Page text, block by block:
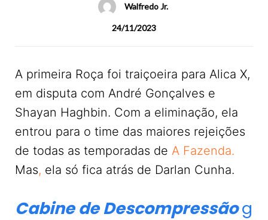
Walfredo Jr.
24/11/2023
A primeira Roça foi traiçoeira para Alica X,
em disputa com André Gonçalves e
Shayan Haghbin. Com a eliminação, ela
entrou para o time das maiores rejeições
de todas as temporadas de A Fazenda.
Mas, ela só fica atrás de Darlan Cunha.
Cabine de Descompressãog